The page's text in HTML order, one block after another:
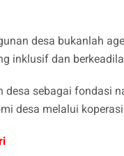
desa bukanlah
inklusif dan
sebagai fondasi
desa melalui